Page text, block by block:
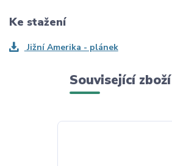
Ke stažení
Jižní Amerika - plánek
Související zboží